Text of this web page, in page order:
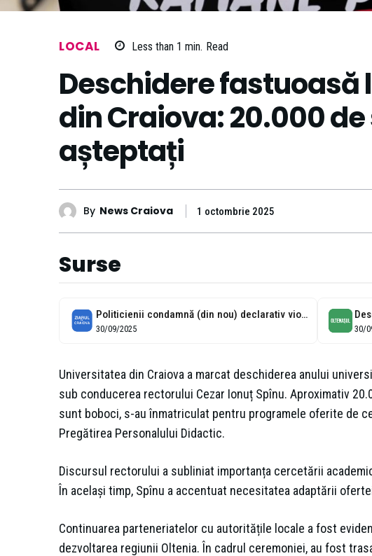
LOCAL Less than 1 min. Read
Deschidere fastuoasă
din Craiova: 20.000
așteptați
By News Craiova 1 octombrie 2025
Surse
Politicienii condamnă (din nou) declarativ violența domestică
30/09/2025 30/
Universitatea din Craiova a marcat deschiderea anului
sub conducerea rectorului Cezar Ionuț Spînu. Aproximativ
sunt boboci, s-au înmatriculat pentru programele oferite de
Pregătirea Personalului Didactic.
Discursul rectorului a subliniat importanța cercetării
În același timp, Spînu a accentuat necesitatea adaptării
Continuarea parteneriatelor cu autoritățile locale a fost
dezvoltarea regiunii Oltenia. În cadrul ceremoniei, au fost